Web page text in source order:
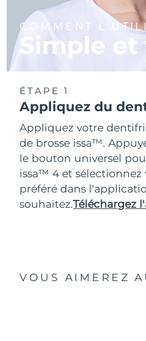
COMMENT
Simple
ÉTAPE 1
Appliquez du
Appliquez votre
de brosse issa™.
le bouton universel
issa™ 4 et sélectionnez
préféré dans
souhaitez.Téléchargez
VOUS AIMEREZ